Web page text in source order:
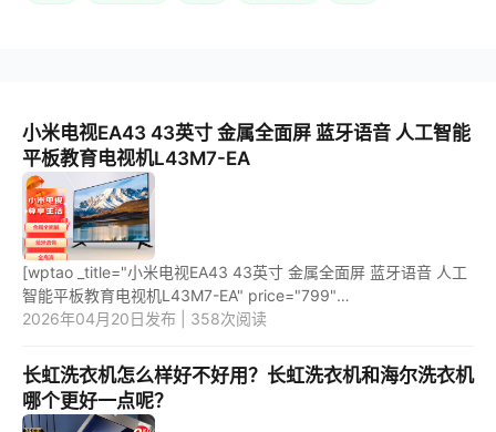
小米电视EA43 43英寸 金属全面屏 蓝牙语音 人工智能
平板教育电视机L43M7-EA
[wptao _title="小米电视EA43 43英寸 金属全面屏 蓝牙语音 人工
智能平板教育电视机L43M7-EA" price="799"
url="https://item.jd.com/100020530568.html"
2026年04月20日发布 | 358次阅读
长虹洗衣机怎么样好不好用？长虹洗衣机和海尔洗衣机
哪个更好一点呢？